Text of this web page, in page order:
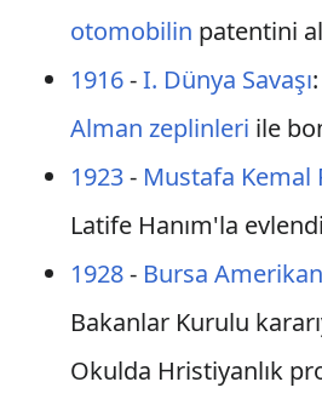
otomobilin patentini
1916-I. Dünya Savaşı:
Alman zeplinleri ile
1923- Mustafa Kemal
Latife Hanım'la
1928- Bursa
Bakanlar Kurulu
Okulda Hristiyanlık